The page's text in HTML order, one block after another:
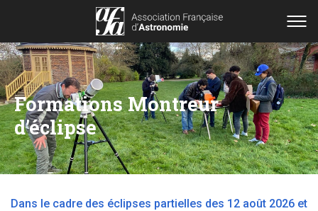
Formations Montreur
d'éclipse
Dans le cadre des éclipses partielles des 12 août 2026 et